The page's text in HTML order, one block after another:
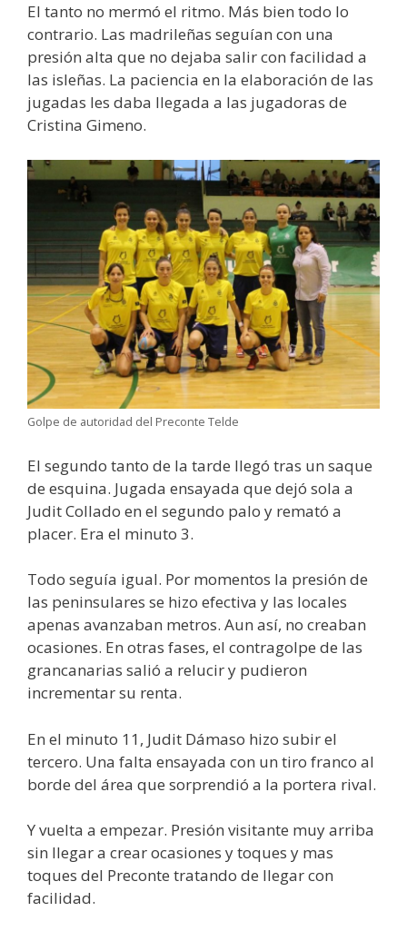
El tanto no mermó el ritmo. Más bien todo lo
contrario. Las madrileñas seguían con una
presión alta que no dejaba salir con facilidad a
las isleñas. La paciencia en la elaboración de las
jugadas les daba llegada a las jugadoras de
Cristina Gimeno.
Golpe de autoridad del Preconte Telde
El segundo tanto de la tarde llegó tras un saque
de esquina. Jugada ensayada que dejó sola a
Judit Collado en el segundo palo y remató a
placer. Era el minuto 3.
Todo seguía igual. Por momentos la presión de
las peninsulares se hizo efectiva y las locales
apenas avanzaban metros. Aun así, no creaban
ocasiones. En otras fases, el contragolpe de las
grancanarias salió a relucir y pudieron
incrementar su renta.
En el minuto 11, Judit Dámaso hizo subir el
tercero. Una falta ensayada con un tiro franco al
borde del área que sorprendió a la portera rival.
Y vuelta a empezar. Presión visitante muy arriba
sin llegar a crear ocasiones y toques y mas
toques del Preconte tratando de llegar con
facilidad.